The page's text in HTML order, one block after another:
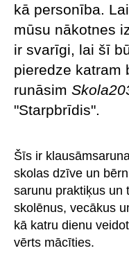
kā personība.
mūsu nākotnes
ir svarīgi, lai šī
pieredze katram
runāsim
"Starpbrīdis".
Šīs ir
skolas dzīve un
sarunu praktiķus un
skolēnus, vecākus
kā katru dienu
vērts mācīties.